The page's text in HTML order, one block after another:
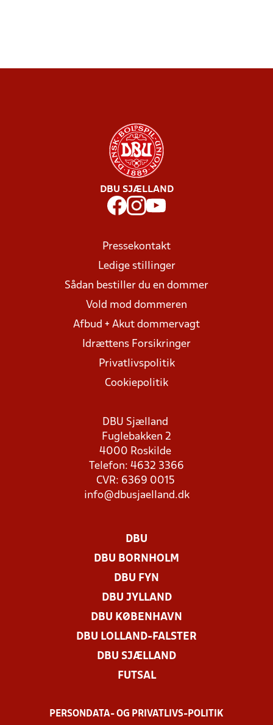
DBU SJÆLLAND
Pressekontakt
Ledige stillinger
Sådan bestiller du en dommer
Vold mod dommeren
Afbud + Akut dommervagt
Idrættens Forsikringer
Privatlivspolitik
Cookiepolitik
DBU Sjælland
Fuglebakken 2
4000 Roskilde
Telefon: 4632 3366
CVR: 6369 0015
info@dbusjaelland.dk
DBU
DBU BORNHOLM
DBU FYN
DBU JYLLAND
DBU KØBENHAVN
DBU LOLLAND-FALSTER
DBU SJÆLLAND
FUTSAL
PERSONDATA- OG PRIVATLIVS-POLITIK